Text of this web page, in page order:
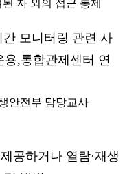
자 외의 접근 통제
모니터링 관련 사
,통합관제센터 연
안전부 담당교사
공하거나 열람·재생